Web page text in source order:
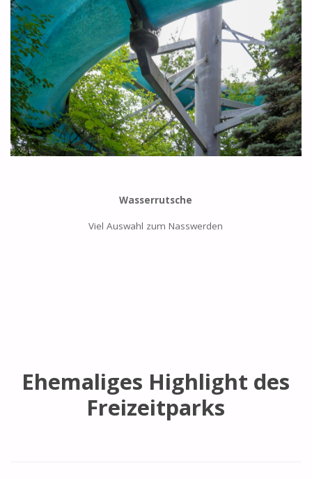
Wasserrutsche
Viel Auswahl zum Nasswerden
Ehemaliges Highlight des
Freizeitparks